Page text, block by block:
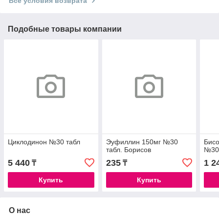
Подобные товары компании
Циклодинон №30 табл
5 440 ₸
Купить
Эуфиллин 150мг №30
табл. Борисов
235₸
Купить
№30
1
О нас